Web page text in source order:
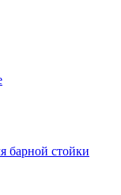
барной стойки